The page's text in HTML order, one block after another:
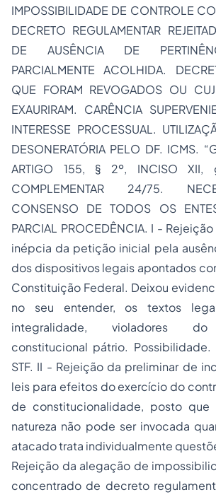
IMPOSSIBILIDADE DE CONTROLE
DECRETO REGULAMENTAR
DE AUSÊNCIA DE
PARCIALMENTE ACOLHIDA.
QUE FORAM REVOGADOS OU
EXAURIRAM. CARÊNCIA
INTERESSE PROCESSUAL.
DESONERATÓRIA PELO DF. ICMS.
ARTIGO 155, § 2º, INCISO
COMPLEMENTAR 24/75.
CONSENSO DE TODOS OS
PARCIAL PROCEDÊNCIA. I -
inépcia da petição inicial pela
dos dispositivos legais apontados
Constituição Federal. Deixou
no seu entender, os textos
integralidade, violadores do
constitucional pátrio.
STF. II - Rejeição da preliminar de
leis para efeitos do exercício do
de constitucionalidade, posto que
natureza não pode ser invocada
atacado trata individualmente
Rejeição da alegação de
concentrado de decreto